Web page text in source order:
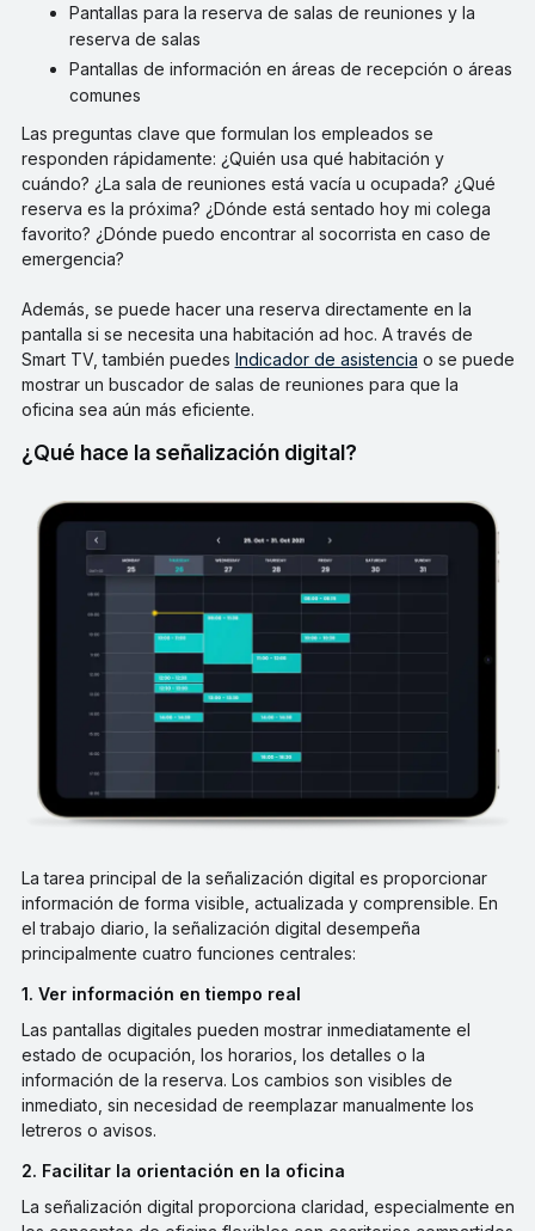
Pantallas para la reserva de salas de reuniones y la
reserva de salas
Pantallas de información en áreas de recepción o áreas
comunes
Las preguntas clave que formulan los empleados se
responden rápidamente: ¿Quién usa qué habitación y
cuándo? ¿La sala de reuniones está vacía u ocupada? ¿Qué
reserva es la próxima? ¿Dónde está sentado hoy mi colega
favorito? ¿Dónde puedo encontrar al socorrista en caso de
emergencia?
Además, se puede hacer una reserva directamente en la
pantalla si se necesita una habitación ad hoc. A través de
Smart TV, también puedes Indicador de asistencia o se puede
mostrar un buscador de salas de reuniones para que la
oficina sea aún más eficiente.
¿Qué hace la señalización digital?
La tarea principal de la señalización digital es proporcionar
información de forma visible, actualizada y comprensible. En
el trabajo diario, la señalización digital desempeña
principalmente cuatro funciones centrales:
1. Ver información en tiempo real
Las pantallas digitales pueden mostrar inmediatamente el
estado de ocupación, los horarios, los detalles o la
información de la reserva. Los cambios son visibles de
inmediato, sin necesidad de reemplazar manualmente los
letreros o avisos.
2. Facilitar la orientación en la oficina
La señalización digital proporciona claridad, especialmente en